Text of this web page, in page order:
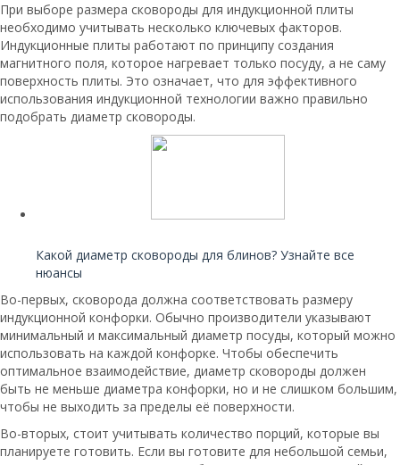
При выборе размера сковороды для индукционной плиты
необходимо учитывать несколько ключевых факторов.
Индукционные плиты работают по принципу создания
магнитного поля, которое нагревает только посуду, а не саму
поверхность плиты. Это означает, что для эффективного
использования индукционной технологии важно правильно
подобрать диаметр сковороды.
Какой диаметр сковороды для блинов? Узнайте все
нюансы
Во-первых, сковорода должна соответствовать размеру
индукционной конфорки. Обычно производители указывают
минимальный и максимальный диаметр посуды, который можно
использовать на каждой конфорке. Чтобы обеспечить
оптимальное взаимодействие, диаметр сковороды должен
быть не меньше диаметра конфорки, но и не слишком большим,
чтобы не выходить за пределы её поверхности.
Во-вторых, стоит учитывать количество порций, которые вы
планируете готовить. Если вы готовите для небольшой семьи,